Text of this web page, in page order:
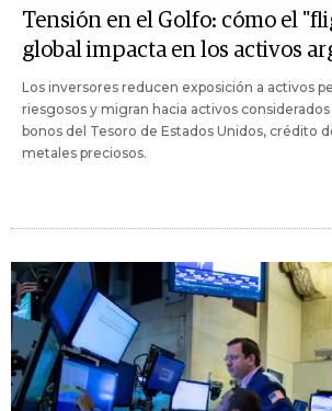
Tensión en el Golfo: cómo el
global impacta en los activos
Los inversores reducen exposición a activos
riesgosos y migran hacia activos
bonos del Tesoro de Estados Unidos, crédito
metales preciosos.